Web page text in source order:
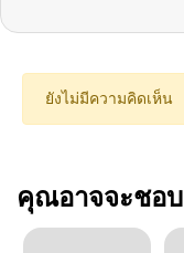
ยังไม่มีความคิดเห็น
คุณอาจจะชอบ